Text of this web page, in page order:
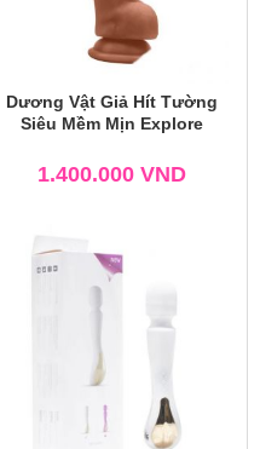
Dương Vật Giả Hít Tường
Siêu Mềm Mịn Explore
1.400.000 VND